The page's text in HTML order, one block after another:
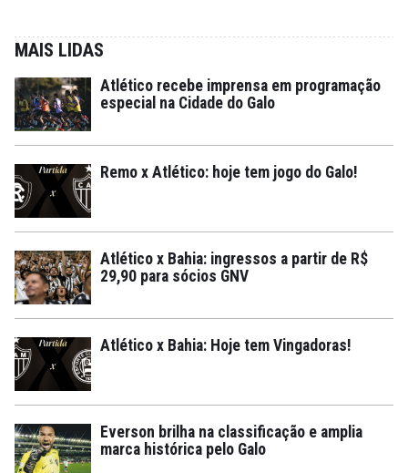
MAIS LIDAS
Atlético recebe imprensa em programação
especial na Cidade do Galo
Remo x Atlético: hoje tem jogo do Galo!
Atlético x Bahia: ingressos a partir de R$
29,90 para sócios GNV
Atlético x Bahia: Hoje tem Vingadoras!
Everson brilha na classificação e amplia
marca histórica pelo Galo